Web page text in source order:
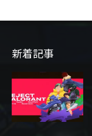
新着記事